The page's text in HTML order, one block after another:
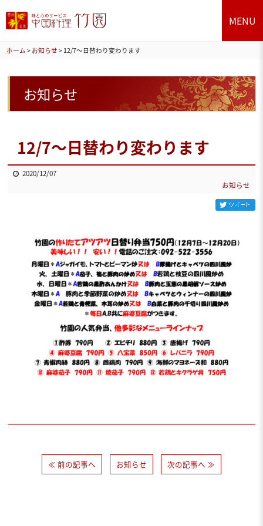
MENU
ホーム > お知らせ > 12/7～日替わり変わります
お知らせ
12/7～日替わり変わります
2020/12/07
お知らせ
≪ 前の記事へ お知らせ 次の記事へ ≫